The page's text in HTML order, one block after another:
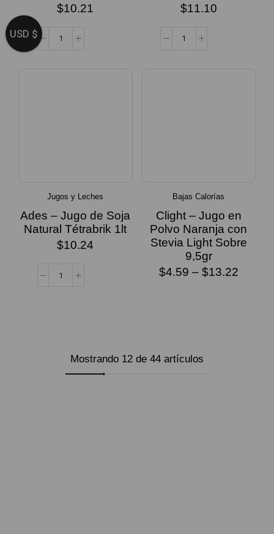
$10.21 $11.10
Jugos y Leches
Ades – Jugo de Soja
Natural Tétrabrik 1lt
$10.24
Bajas Calorías
Clight – Jugo en
Polvo Naranja con
Stevia Light Sobre
9,5gr
$4.59 – $13.22
Mostrando 12 de 44 artículos
USD $